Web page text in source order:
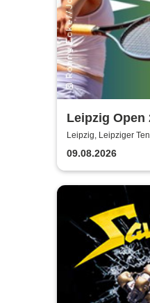
Leipzig Open
Leipzig, Leipziger
09.08.2026